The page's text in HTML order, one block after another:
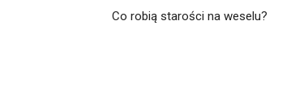
Co robią starości na weselu?